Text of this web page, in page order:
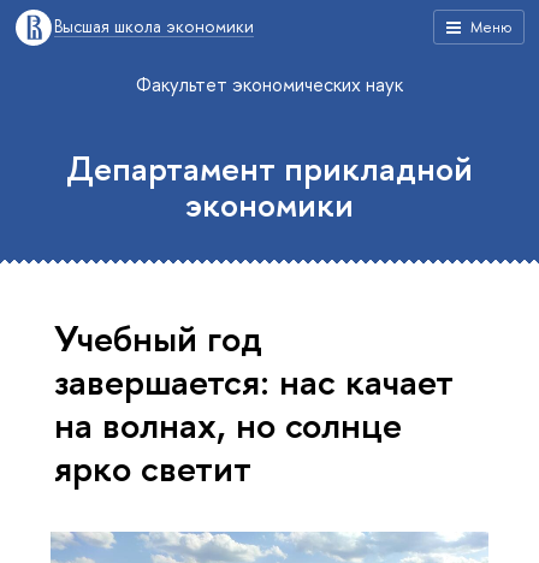
Меню
Высшая школа экономики
Факультет экономических наук
Департамент прикладной
экономики
Учебный год
завершается: нас качает
на волнах, но солнце
ярко светит